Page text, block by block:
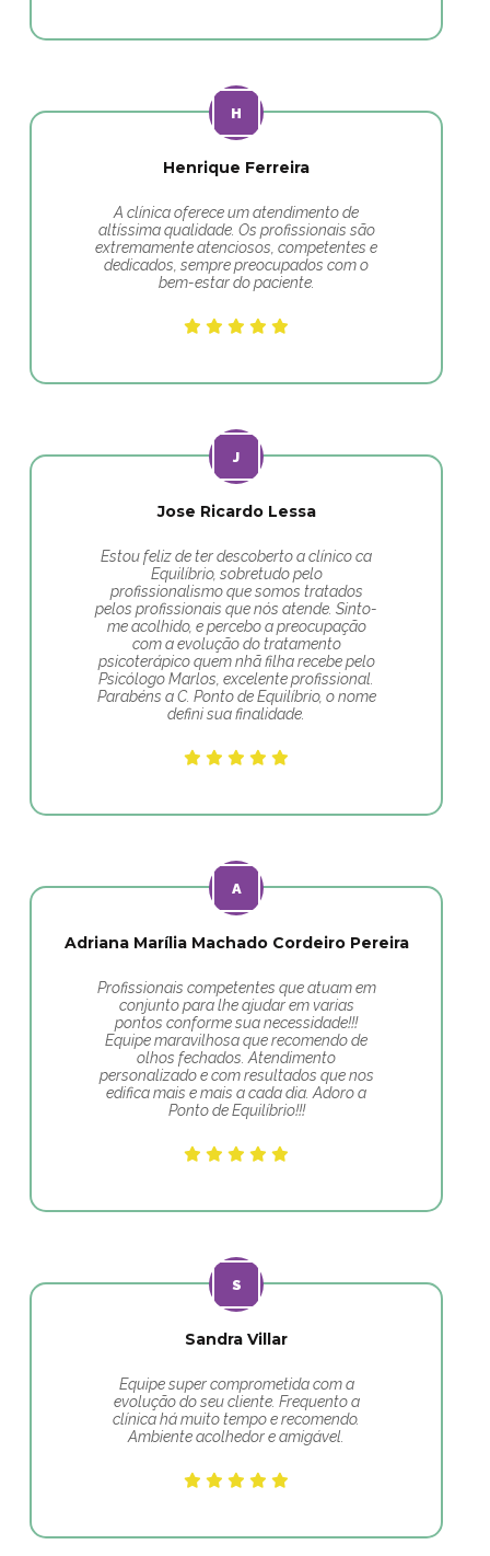
Henrique Ferreira
A clínica oferece um atendimento de
altíssima qualidade. Os profissionais são
extremamente atenciosos, competentes e
dedicados, sempre preocupados com o
bem-estar do paciente.
Jose Ricardo Lessa
Estou feliz de ter descoberto a clínico ca
Equilíbrio, sobretudo pelo
profissionalismo que somos tratados
pelos profissionais que nós atende. Sinto-
me acolhido, e percebo a preocupação
com a evolução do tratamento
psicoterápico quem nhã filha recebe pelo
Psicólogo Marlos, excelente profissional.
Parabéns a C. Ponto de Equilíbrio, o nome
defini sua finalidade.
Adriana Marília Machado Cordeiro Pereira
Profissionais competentes que atuam em
conjunto para lhe ajudar em varias
pontos conforme sua necessidade!!!
Equipe maravilhosa que recomendo de
olhos fechados. Atendimento
personalizado e com resultados que nos
edifica mais e mais a cada dia. Adoro a
Ponto de Equilíbrio!!!
Sandra Villar
Equipe super comprometida com a
evolução do seu cliente. Frequento a
clínica há muito tempo e recomendo.
Ambiente acolhedor e amigável.